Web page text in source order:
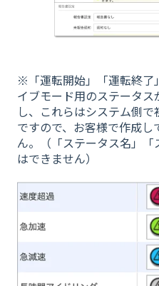
※「運転開始」「運転終了
イブモード用のステータ
し、これらはシステム側
ですので、お客様で作成
ん。（「ステータス名」
はできません）